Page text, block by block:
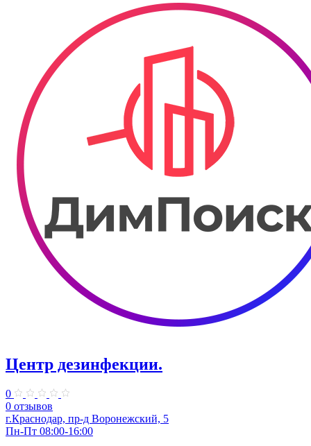
Центр дезинфекции.
0
0 отзывов
г.Краснодар, пр-д Воронежский, 5
Пн-Пт 08:00-16:00